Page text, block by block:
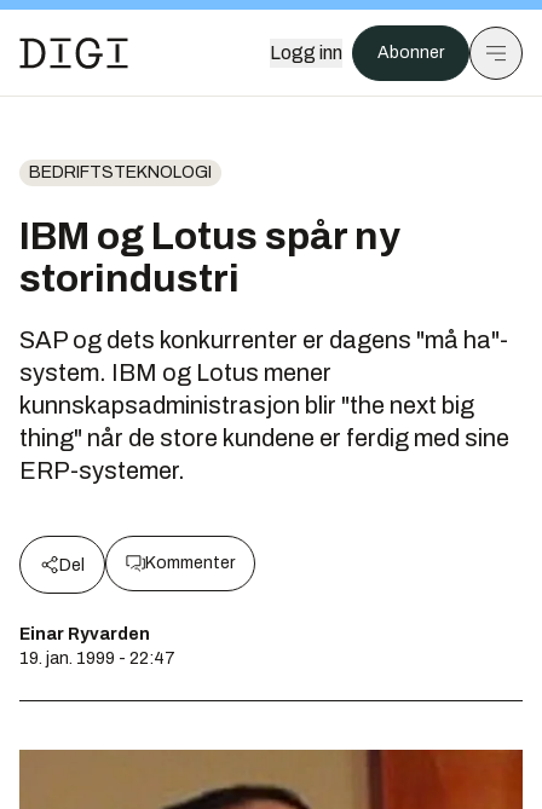
Logg inn Abonner
BEDRIFTSTEKNOLOGI
IBM og Lotus spår ny
storindustri
SAP og dets konkurrenter er dagens "må ha"-
system. IBM og Lotus mener
kunnskapsadministrasjon blir "the next big
thing" når de store kundene er ferdig med sine
ERP-systemer.
Del Kommenter
Einar Ryvarden
19. jan. 1999 - 22:47